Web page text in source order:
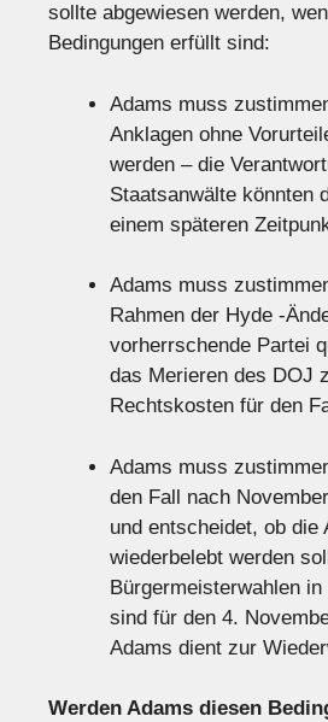
sollte abgewiesen werden,
Bedingungen erfüllt sind:
Adams muss
Anklagen ohne
werden – die
Staatsanwälte könnten
einem späteren
Adams muss
Rahmen der Hyde -
vorherrschende Partei
das Merieren des DOJ
Rechtskosten für den
Adams muss
den Fall nach
und entscheidet, ob die
wiederbelebt werden
Bürgermeisterwahlen
sind für den 4.
Adams dient zur
Werden Adams diesen